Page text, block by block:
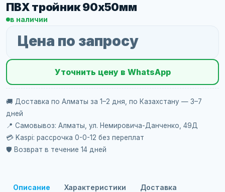
ПВХ тройник 90х50мм
в наличии
Цена по запросу
Уточнить цену в WhatsApp
🚚 Доставка по Алматы за 1–2 дня, по Казахстану — 3–7
дней
📍 Самовывоз: Алматы, ул. Немировича-Данченко, 49Д
💳 Kaspi: рассрочка 0-0-12 без переплат
🛡️ Возврат в течение 14 дней
Описание Характеристики Доставка